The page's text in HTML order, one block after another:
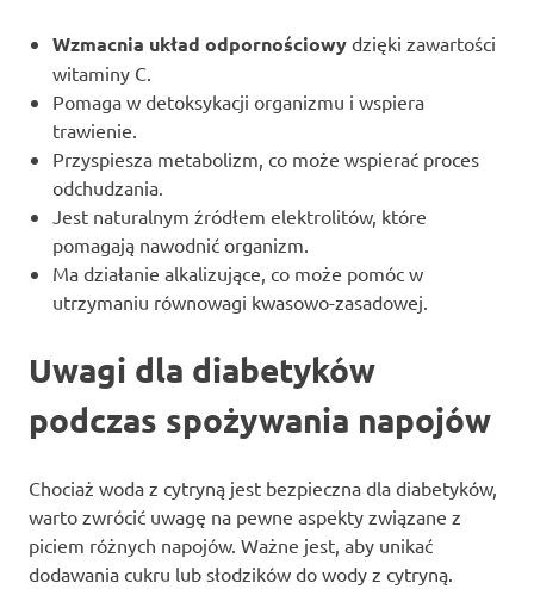
Wzmacnia układ odpornościowy dzięki zawartości
witaminy C.
Pomaga w detoksykacji organizmu i wspiera
trawienie.
Przyspiesza metabolizm, co może wspierać proces
odchudzania.
Jest naturalnym źródłem elektrolitów, które
pomagają nawodnić organizm.
Ma działanie alkalizujące, co może pomóc w
utrzymaniu równowagi kwasowo-zasadowej.
Uwagi dla diabetyków
podczas spożywania napojów
Chociaż woda z cytryną jest bezpieczna dla diabetyków,
warto zwrócić uwagę na pewne aspekty związane z
piciem różnych napojów. Ważne jest, aby unikać
dodawania cukru lub słodzików do wody z cytryną.